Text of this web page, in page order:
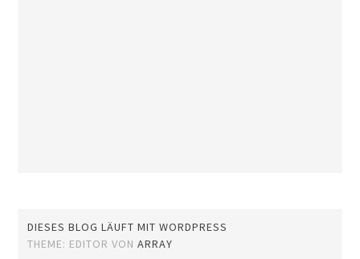
DIESES BLOG LÄUFT MIT WORDPRESS
THEME: EDITOR VONARRAY